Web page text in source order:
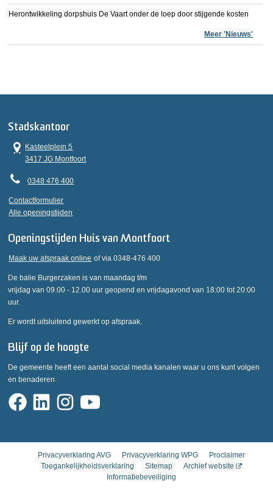
Herontwikkeling dorpshuis De Vaart onder de loep door stijgende kosten
Meer 'Nieuws'
Stadskantoor
Kasteelplein 5
3417 JG Montfoort
0348 476 400
Contactformulier
Alle openingstijden
Openingstijden Huis van Montfoort
Maak uw afspraak online of via 0348-476 400
De balie Burgerzaken is van maandag t/m
vrijdag van 09.00 - 12.00 uur geopend en vrijdagavond van 18:00 tot 20:00
uur.
Er wordt uitsluitend gewerkt op afspraak.
Blijf op de hoogte
De gemeente heeft een aantal social media kanalen waar u ons kunt volgen
en benaderen:
Privacyverklaring AVG Privacyverklaring WPG
Proclaimer
Toegankelijkheidsverklaring
Sitemap
Archief website
Informatiebeveiliging